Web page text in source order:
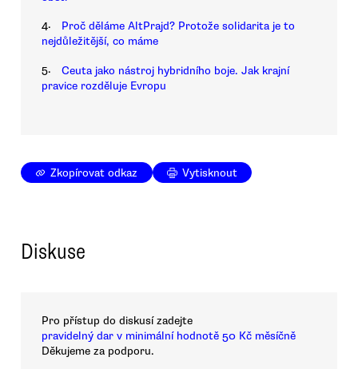
4.
Proč děláme AltPrajd? Protože solidarita je to
nejdůležitější, co máme
5.
Ceuta jako nástroj hybridního boje. Jak krajní
pravice rozděluje Evropu
Zkopírovat odkaz Vytisknout
Diskuse
Pro přístup do diskusí zadejte
pravidelný dar v minimální hodnotě 50 Kč měsíčně
Děkujeme za podporu.